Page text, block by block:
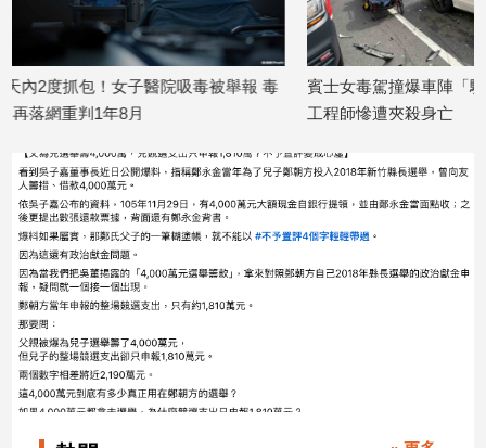
追
生
活
建
築/
室
內
設
計
旅
遊/
美
食
毒被舉報 毒
賓士女毒駕撞爆車陣「驗出4毒品反應」
工程師慘遭夾殺身亡
50%
器不